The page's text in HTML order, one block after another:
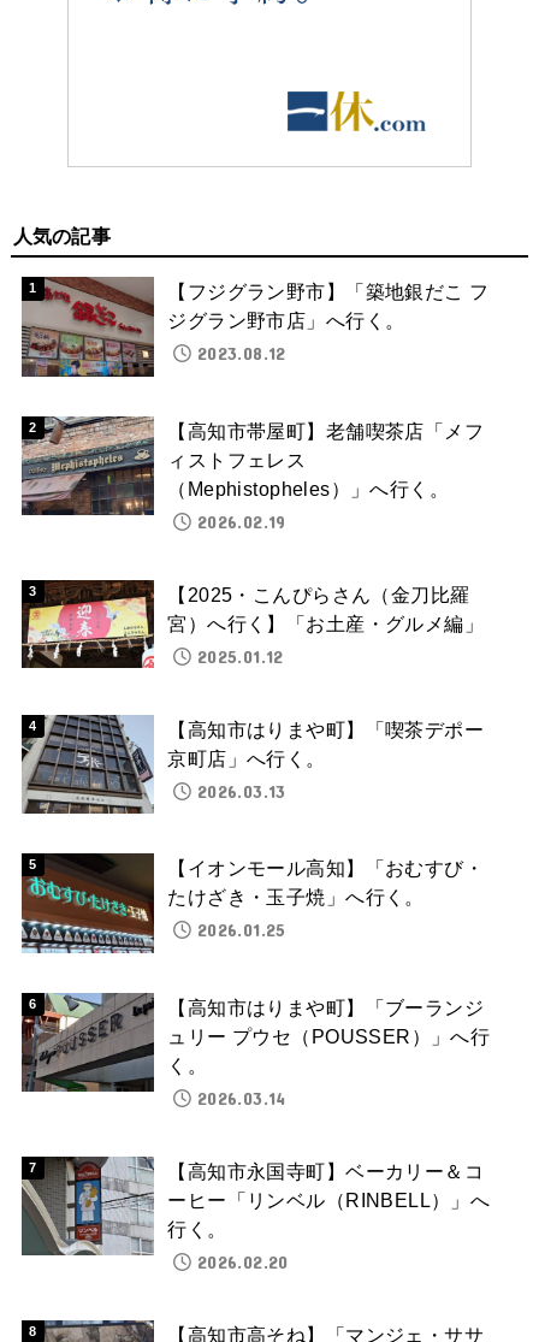
人気の記事
【フジグラン野市】「築地銀だこ フ
ジグラン野市店」へ行く。
2023.08.12
【高知市帯屋町】老舗喫茶店「メフ
ィストフェレス
（Mephistopheles）」へ行く。
2026.02.19
【2025・こんぴらさん（金刀比羅
宮）へ行く】「お土産・グルメ編」
2025.01.12
【高知市はりまや町】「喫茶デポー
京町店」へ行く。
2026.03.13
【イオンモール高知】「おむすび・
たけざき・玉子焼」へ行く。
2026.01.25
【高知市はりまや町】「ブーランジ
ュリー プウセ（POUSSER）」へ行
く。
2026.03.14
【高知市永国寺町】ベーカリー＆コ
ーヒー「リンベル（RINBELL）」へ
行く。
2026.02.20
【高知市高そね】「マンジェ・ササ